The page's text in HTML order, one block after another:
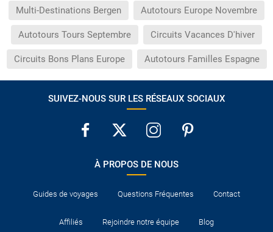
Multi-Destinations Bergen Autotours Europe Novembre
Autotours Tours Septembre Circuits Vacances D'hiver
Circuits Bons Plans Europe Autotours Familles Espagne
SUIVEZ-NOUS SUR LES RÉSEAUX SOCIAUX
À PROPOS DE NOUS
Guides de voyages Questions Fréquentes Contact
Affiliés Rejoindre notre équipe Blog